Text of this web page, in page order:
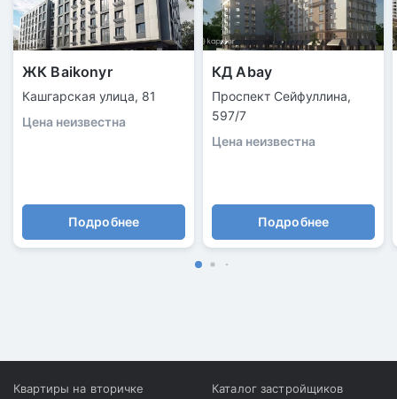
ЖК Baikonyr
Кашгарская улица, 81
Цена неизвестна
Подробнее
КД Abay
Проспект Сейфуллина,
597/7
Цена неизвестна
Подробнее
Квартиры на вторичке
Каталог застройщиков